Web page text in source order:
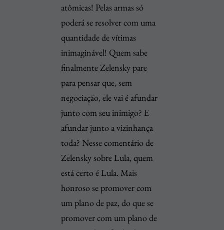
atômicas! Pelas armas só
poderá se resolver com uma
quantidade de vítimas
inimaginável! Quem sabe
finalmente Zelensky pare
para pensar que, sem
negociação, ele vai é afundar
junto com seu inimigo? E
afundar junto a vizinhança
toda? Nesse comentário de
Zelensky sobre Lula, quem
está certo é Lula. Mais
honroso se promover com
um plano de paz, do que se
promover com um plano de